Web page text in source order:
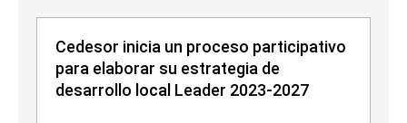
Cedesor inicia un proceso participativo
para elaborar su estrategia de
desarrollo local Leader 2023-2027